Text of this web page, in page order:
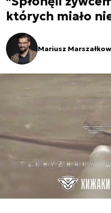
których miało
Mariusz